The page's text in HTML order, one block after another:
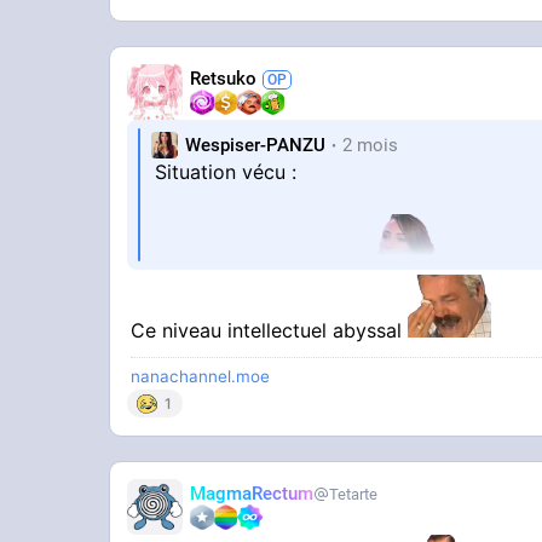
Retsuko
Wespiser-PANZU 2 mois
Situation vécu :
"mais moi je ne veux pas revenir au franc"
Ce niveau intellectuel abyssal
nanachannel.moe
1
MagmaRectum Tetarte